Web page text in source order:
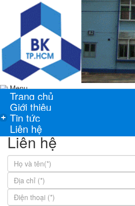
Menu
Trang chủ
Giới thiệu
+ Tin tức
Liên hệ
Liên hệ